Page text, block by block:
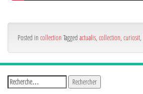
Posted in collection Tagged actualis, collection, curiosit,